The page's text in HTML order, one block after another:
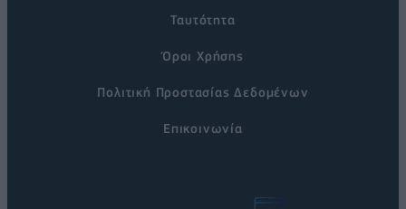
Ταυτότητα
Όροι Χρήσης
Πολιτική Προστασίας Δεδομένων
Επικοινωνία